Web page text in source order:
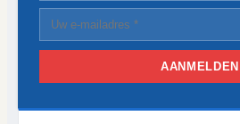
AANMELDEN